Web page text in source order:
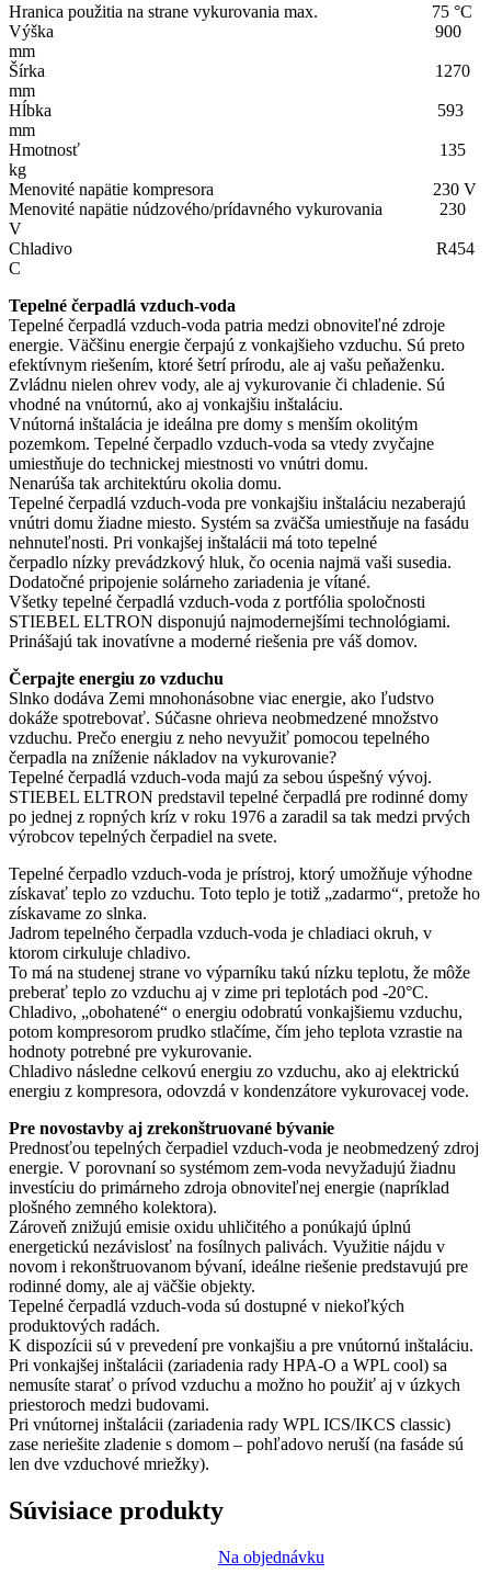
Hranica použitia na strane vykurovania max. 75 °C
Výška 900
mm
Šírka 1270
mm
Hĺbka 593
mm
Hmotnosť 135
kg
Menovité napätie kompresora 230 V
Menovité napätie núdzového/prídavného vykurovania 230
V
Chladivo R454
C
Tepelné čerpadlá vzduch-voda
Tepelné čerpadlá vzduch-voda patria medzi obnoviteľné zdroje
energie. Väčšinu energie čerpajú z vonkajšieho vzduchu. Sú preto
efektívnym riešením, ktoré šetrí prírodu, ale aj vašu peňaženku.
Zvládnu nielen ohrev vody, ale aj vykurovanie či chladenie. Sú
vhodné na vnútornú, ako aj vonkajšiu inštaláciu.
Vnútorná inštalácia je ideálna pre domy s menším okolitým
pozemkom. Tepelné čerpadlo vzduch-voda sa vtedy zvyčajne
umiestňuje do technickej miestnosti vo vnútri domu.
Nenarúša tak architektúru okolia domu.
Tepelné čerpadlá vzduch-voda pre vonkajšiu inštaláciu nezaberajú
vnútri domu žiadne miesto. Systém sa zväčša umiestňuje na fasádu
nehnuteľnosti. Pri vonkajšej inštalácii má toto tepelné
čerpadlo nízky prevádzkový hluk, čo ocenia najmä vaši susedia.
Dodatočné pripojenie solárneho zariadenia je vítané.
Všetky tepelné čerpadlá vzduch-voda z portfólia spoločnosti
STIEBEL ELTRON disponujú najmodernejšími technológiami.
Prinášajú tak inovatívne a moderné riešenia pre váš domov.
Čerpajte energiu zo vzduchu
Slnko dodáva Zemi mnohonásobne viac energie, ako ľudstvo
dokáže spotrebovať. Súčasne ohrieva neobmedzené množstvo
vzduchu. Prečo energiu z neho nevyužiť pomocou tepelného
čerpadla na zníženie nákladov na vykurovanie?
Tepelné čerpadlá vzduch-voda majú za sebou úspešný vývoj.
STIEBEL ELTRON predstavil tepelné čerpadlá pre rodinné domy
po jednej z ropných kríz v roku 1976 a zaradil sa tak medzi prvých
výrobcov tepelných čerpadiel na svete.
Tepelné čerpadlo vzduch-voda je prístroj, ktorý umožňuje výhodne
získavať teplo zo vzduchu. Toto teplo je totiž „zadarmo“, pretože ho
získavame zo slnka.
Jadrom tepelného čerpadla vzduch-voda je chladiaci okruh, v
ktorom cirkuluje chladivo.
To má na studenej strane vo výparníku takú nízku teplotu, že môže
preberať teplo zo vzduchu aj v zime pri teplotách pod -20°C.
Chladivo, „obohatené“ o energiu odobratú vonkajšiemu vzduchu,
potom kompresorom prudko stlačíme, čím jeho teplota vzrastie na
hodnoty potrebné pre vykurovanie.
Chladivo následne celkovú energiu zo vzduchu, ako aj elektrickú
energiu z kompresora, odovzdá v kondenzátore vykurovacej vode.
Pre novostavby aj zrekonštruované bývanie
Prednosťou tepelných čerpadiel vzduch-voda je neobmedzený zdroj
energie. V porovnaní so systémom zem-voda nevyžadujú žiadnu
investíciu do primárneho zdroja obnoviteľnej energie (napríklad
plošného zemného kolektora).
Zároveň znižujú emisie oxidu uhličitého a ponúkajú úplnú
energetickú nezávislosť na fosílnych palivách. Využitie nájdu v
novom i rekonštruovanom bývaní, ideálne riešenie predstavujú pre
rodinné domy, ale aj väčšie objekty.
Tepelné čerpadlá vzduch-voda sú dostupné v niekoľkých
produktových radách.
K dispozícii sú v prevedení pre vonkajšiu a pre vnútornú inštaláciu.
Pri vonkajšej inštalácii (zariadenia rady HPA-O a WPL cool) sa
nemusíte starať o prívod vzduchu a možno ho použiť aj v úzkych
priestoroch medzi budovami.
Pri vnútornej inštalácii (zariadenia rady WPL ICS/IKCS classic)
zase neriešite zladenie s domom – pohľadovo neruší (na fasáde sú
len dve vzduchové mriežky).
Súvisiace produkty
Na objednávku